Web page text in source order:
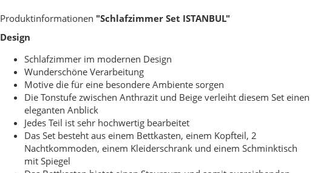
Produktinformationen "Schlafzimmer Set ISTANBUL"
Design
Schlafzimmer im modernen Design
Wunderschöne Verarbeitung
Motive die für eine besondere Ambiente sorgen
Die Tonstufe zwischen Anthrazit und Beige verleiht diesem Set einen
eleganten Anblick
Jedes Teil ist sehr hochwertig bearbeitet
Das Set besteht aus einem Bettkasten, einem Kopfteil, 2
Nachtkommoden, einem Kleiderschrank und einem Schminktisch
mit Spiegel